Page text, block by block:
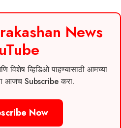
News
विशेष व्हिडिओ पाहण्यासाठी आमच्या
आजच Subscribe करा.
Now